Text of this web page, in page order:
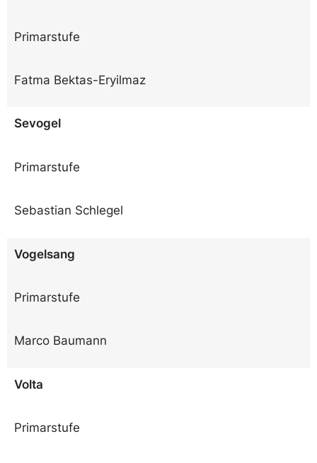
Primarstufe
Fatma Bektas-Eryilmaz
Sevogel
Primarstufe
Sebastian Schlegel
Vogelsang
Primarstufe
Marco Baumann
Volta
Primarstufe